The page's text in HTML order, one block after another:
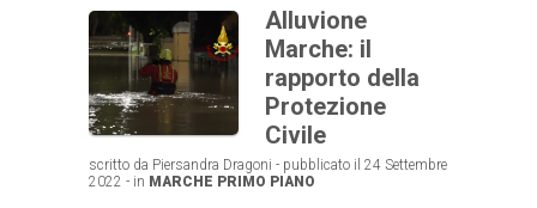
Alluvione
Marche: il
rapporto della
Protezione
Civile
scritto da Piersandra Dragoni - pubblicato il 24 Settembre
2022 - in MARCHE PRIMO PIANO